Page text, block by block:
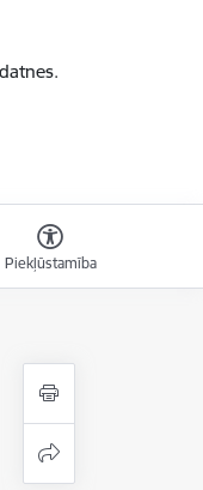
Piekļūstamība